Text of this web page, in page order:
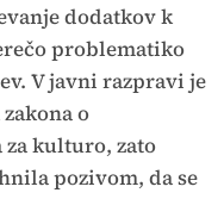
dodatkov k
problematiko
V javni razpravi je
o
kulturo, zato
pozivom, da se